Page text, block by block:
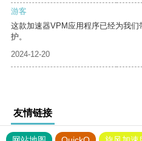
游客
这款加速器VPM应用程序已经为我
护。
2024-12-20
友情链接